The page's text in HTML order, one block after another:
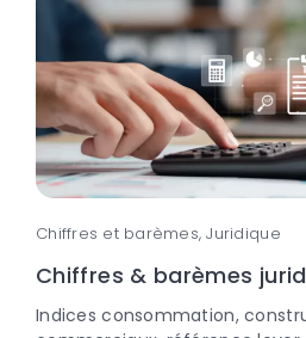
Chiffres et barèmes, Juridique
Chiffres & barèmes
Indices consommation,